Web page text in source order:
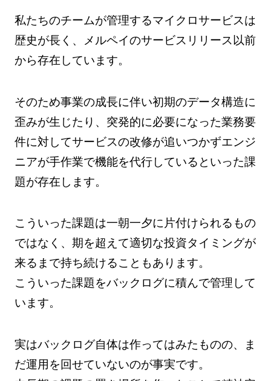
私たちのチームが管理するマイクロサービスは
歴史が長く、メルペイのサービスリリース以前
から存在しています。
そのため事業の成長に伴い初期のデータ構造に
歪みが生じたり、突発的に必要になった業務要
件に対してサービスの改修が追いつかずエンジ
ニアが手作業で機能を代行しているといった課
題が存在します。
こういった課題は一朝一夕に片付けられるもの
ではなく、期を超えて適切な投資タイミングが
来るまで持ち続けることもあります。
こういった課題をバックログに積んで管理して
います。
実はバックログ自体は作ってはみたものの、ま
だ運用を回せていないのが事実です。